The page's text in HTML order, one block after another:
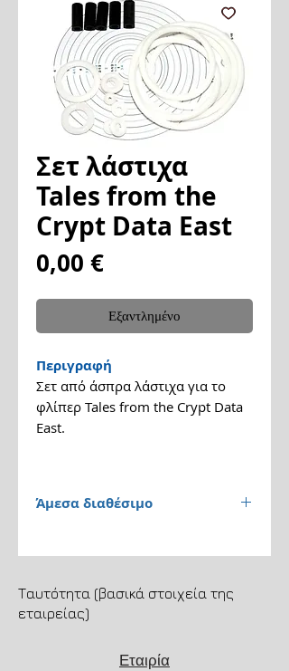
Σετ λάστιχα
Tales from the
Crypt Data East
0,00 €Τιμή
Εξαντλημένο
Περιγραφή
Σετ από άσπρα λάστιχα για το
φλίπερ Tales from the Crypt Data
East.
Άμεσα διαθέσιμο
Παράδοση 1 έως 3 εργάσιμες
Αποστολή μέσω ACS
Courier. Μεταφορικά 4,5€.
Μεταφορικά + αντικαταβολή
Ταυτότητα (βασικά στοιχεία της
εταιρείας)
Εταιρία